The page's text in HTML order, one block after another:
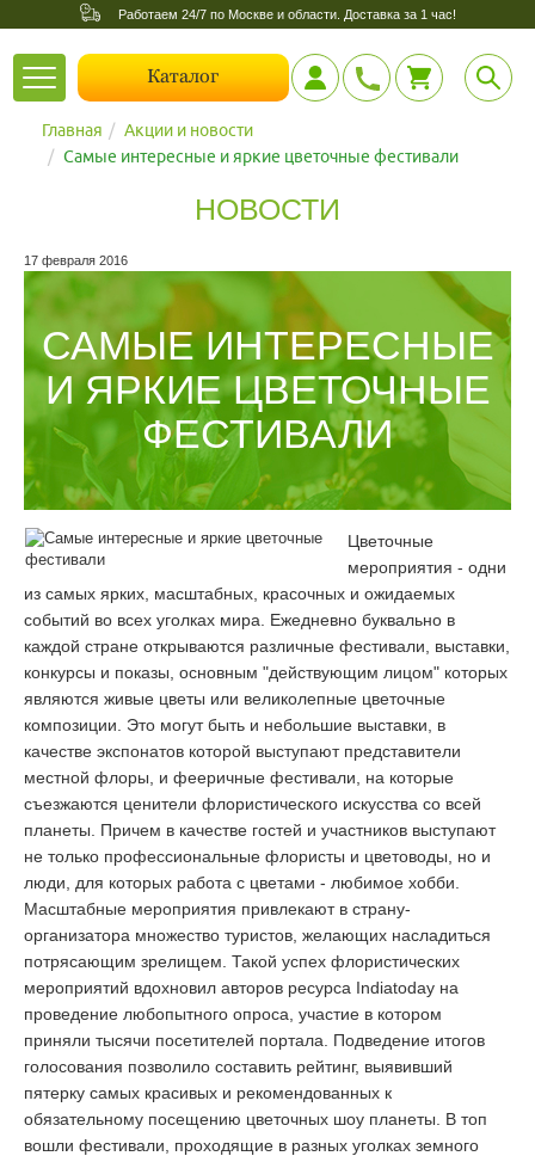
Работаем 24/7 по Москве и области. Доставка за 1 час!
Toggle
navigation
Каталог
Главная
Акции и новости
Самые интересные и яркие цветочные фестивали
НОВОСТИ
17 февраля 2016
САМЫЕ ИНТЕРЕСНЫЕ
И ЯРКИЕ ЦВЕТОЧНЫЕ
ФЕСТИВАЛИ
Цветочные
мероприятия - одни
из самых ярких, масштабных, красочных и ожидаемых
событий во всех уголках мира. Ежедневно буквально в
каждой стране открываются различные фестивали, выставки,
конкурсы и показы, основным "действующим лицом" которых
являются живые цветы или великолепные цветочные
композиции. Это могут быть и небольшие выставки, в
качестве экспонатов которой выступают представители
местной флоры, и фееричные фестивали, на которые
съезжаются ценители флористического искусства со всей
планеты. Причем в качестве гостей и участников выступают
не только профессиональные флористы и цветоводы, но и
люди, для которых работа с цветами - любимое хобби.
Масштабные мероприятия привлекают в страну-
организатора множество туристов, желающих насладиться
потрясающим зрелищем. Такой успех флористических
мероприятий вдохновил авторов ресурса Indiatoday на
проведение любопытного опроса, участие в котором
приняли тысячи посетителей портала. Подведение итогов
голосования позволило составить рейтинг, выявивший
пятерку самых красивых и рекомендованных к
обязательному посещению цветочных шоу планеты. В топ
вошли фестивали, проходящие в разных уголках земного